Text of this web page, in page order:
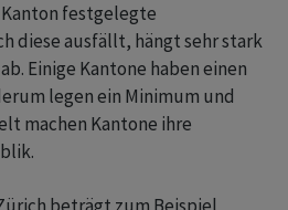
festgelegte
diese ausfällt, hängt sehr stark
Einige Kantone haben einen
legen ein Minimum und
machen Kantone ihre